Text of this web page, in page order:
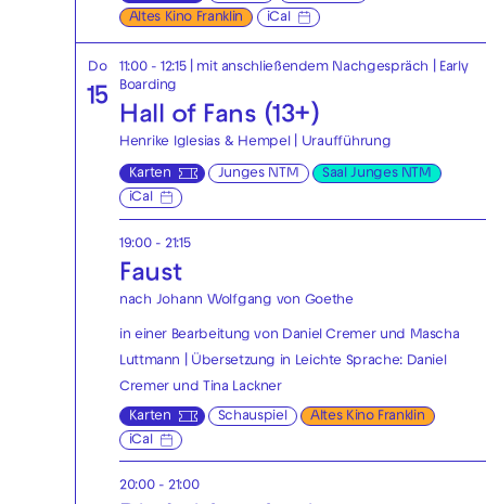
Altes Kino Franklin
iCal
Do
15
11:00 - 12:15 | mit anschließendem Nachgespräch
Early
Boarding
Hall of Fans (13+)
Henrike Iglesias & Hempel | Uraufführung
Karten Junges NTM
Saal Junges NTM
iCal
19:00 - 21:15
Faust
nach Johann Wolfgang von Goethe
in einer Bearbeitung von Daniel Cremer und Mascha
Luttmann | Übersetzung in Leichte Sprache: Daniel
Cremer und Tina Lackner
Karten Schauspiel
Altes Kino Franklin
iCal
20:00 - 21:00